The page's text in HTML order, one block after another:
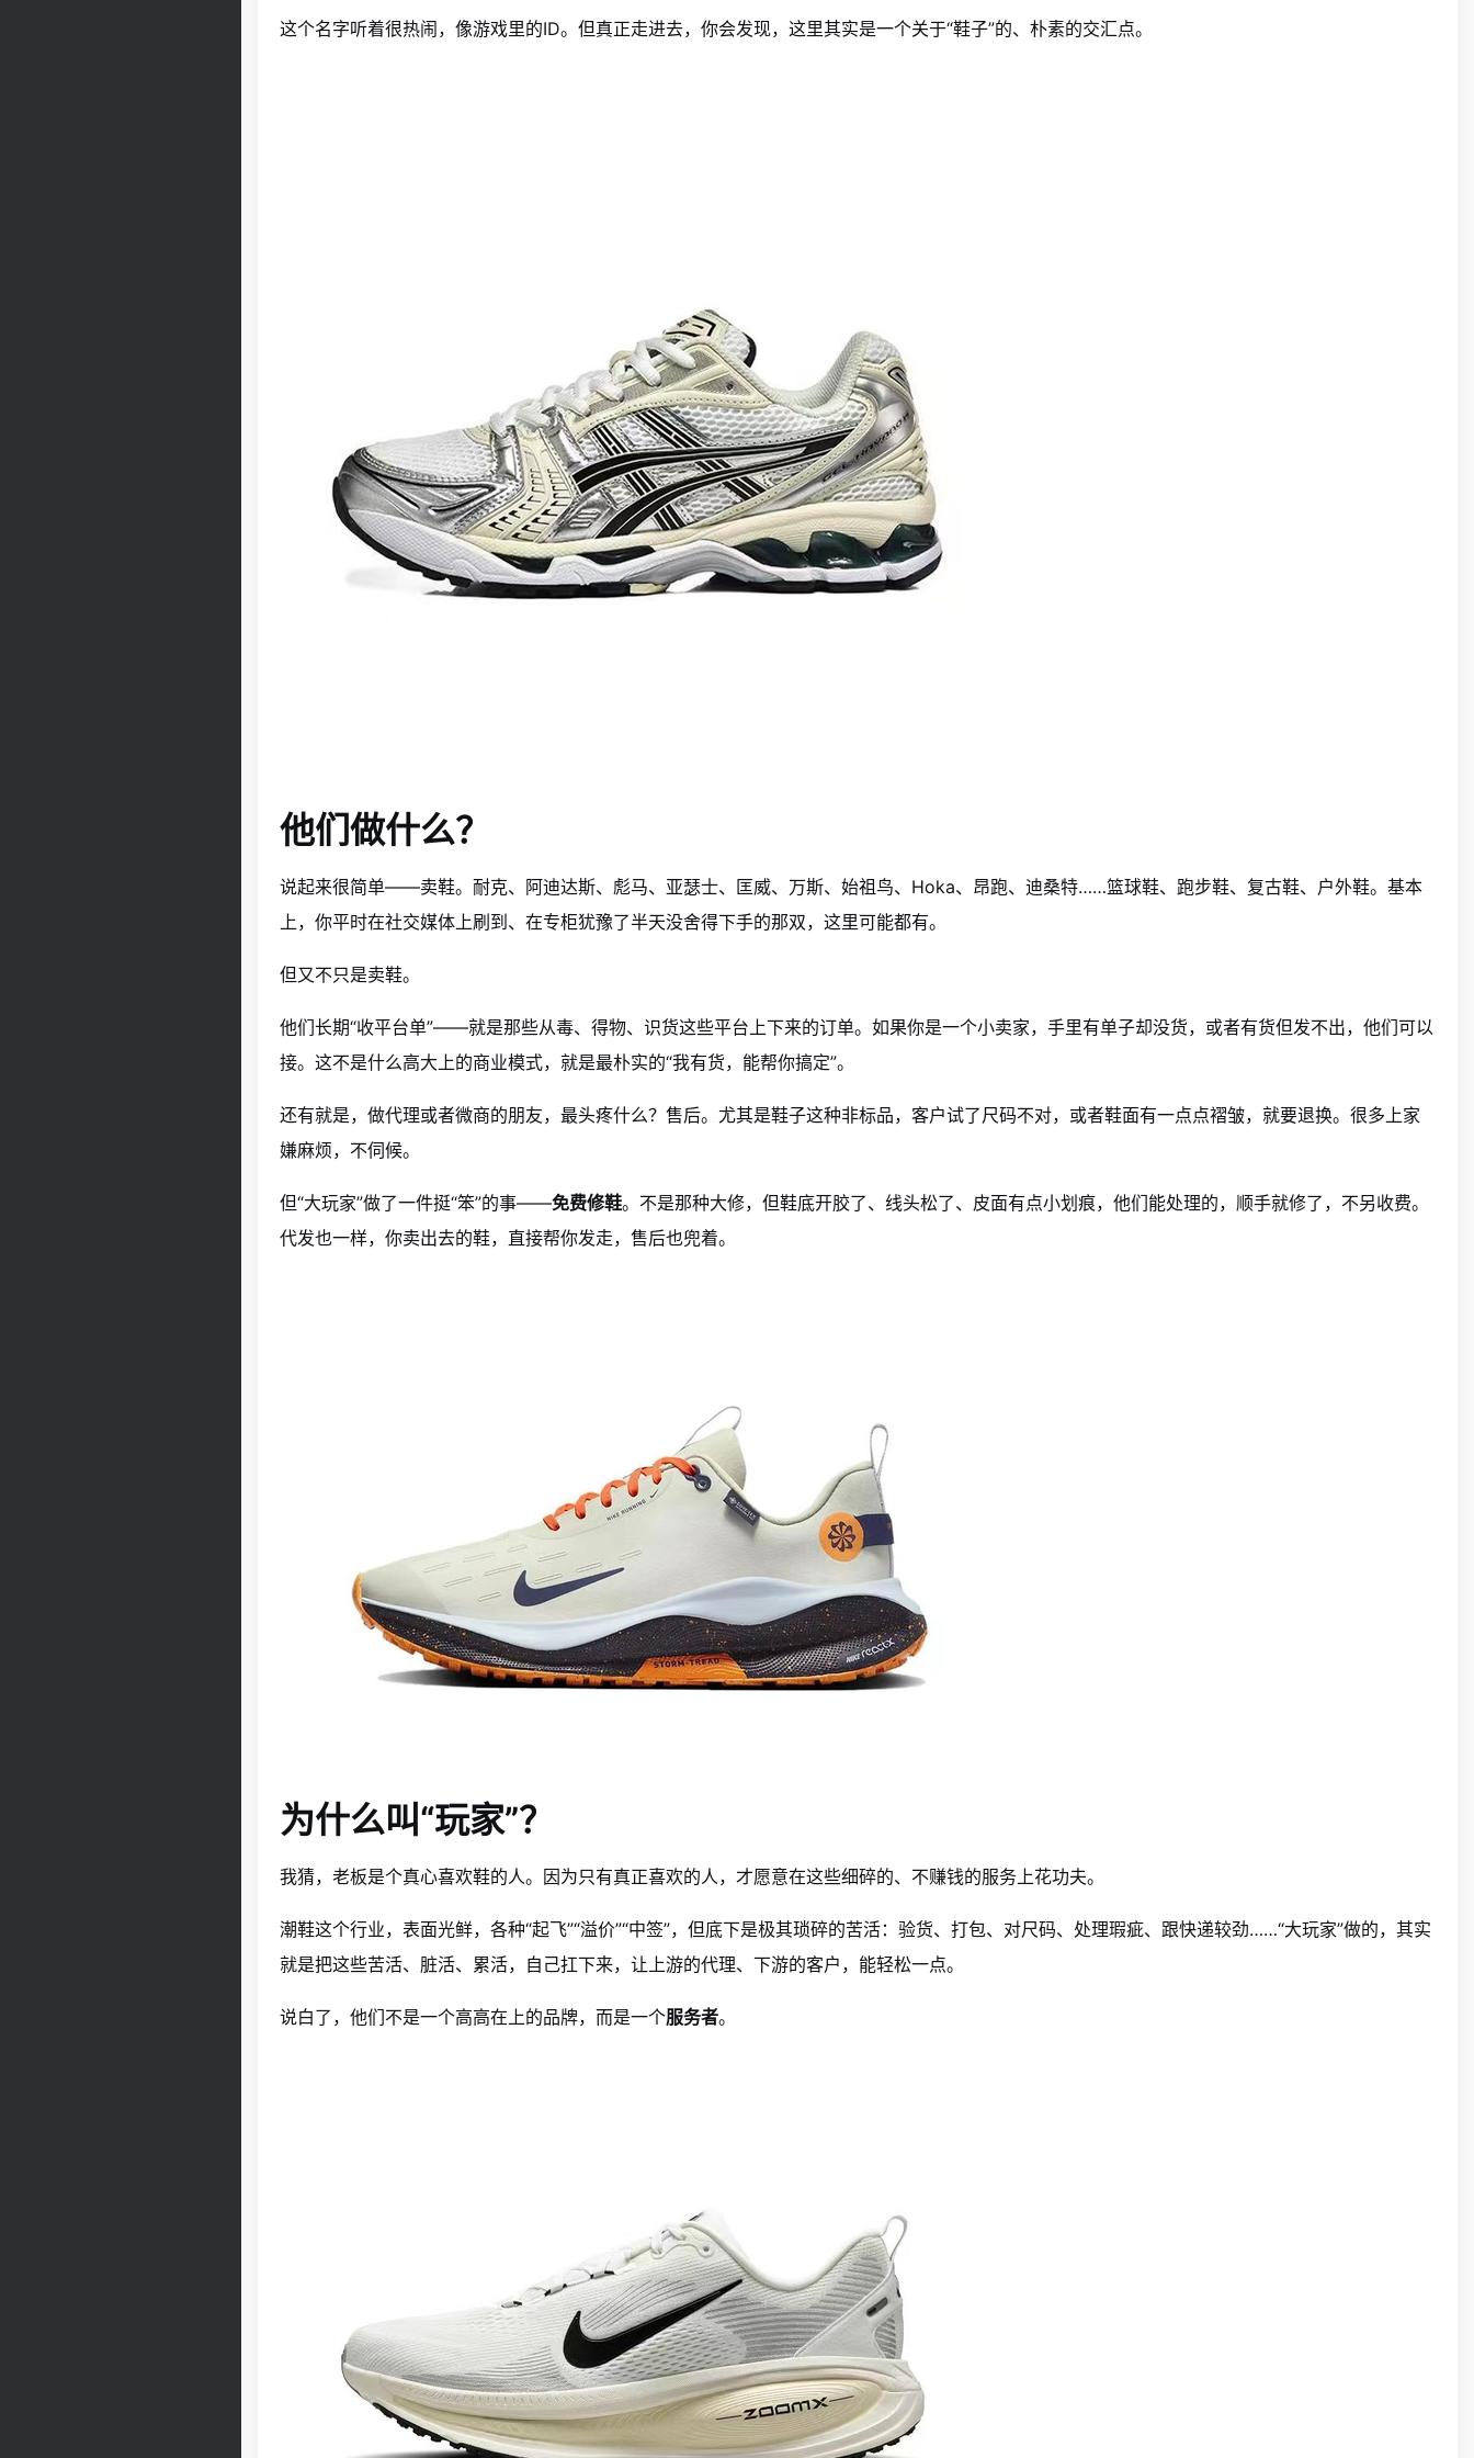
这个名字听着很热闹，像游戏里的ID。但真正走进去，你会发现，这里其实是一个关于“鞋子”的、朴素的交汇点。
他们做什么？
说起来很简单——卖鞋。耐克、阿迪达斯、彪马、亚瑟士、匡威、万斯、始祖鸟、Hoka、昂跑、迪桑特……篮球鞋、跑步鞋、复古鞋、户外鞋。基本
上，你平时在社交媒体上刷到、在专柜犹豫了半天没舍得下手的那双，这里可能都有。
但又不只是卖鞋。
他们长期“收平台单”——就是那些从毒、得物、识货这些平台上下来的订单。如果你是一个小卖家，手里有单子却没货，或者有货但发不出，他们可以
接。这不是什么高大上的商业模式，就是最朴实的“我有货，能帮你搞定”。
还有就是，做代理或者微商的朋友，最头疼什么？售后。尤其是鞋子这种非标品，客户试了尺码不对，或者鞋面有一点点褶皱，就要退换。很多上家
嫌麻烦，不伺候。
但“大玩家”做了一件挺“笨”的事——免费修鞋。不是那种大修，但鞋底开胶了、线头松了、皮面有点小划痕，他们能处理的，顺手就修了，不另收费。
代发也一样，你卖出去的鞋，直接帮你发走，售后也兜着。
为什么叫“玩家”？
我猜，老板是个真心喜欢鞋的人。因为只有真正喜欢的人，才愿意在这些细碎的、不赚钱的服务上花功夫。
潮鞋这个行业，表面光鲜，各种“起飞”“溢价”“中签”，但底下是极其琐碎的苦活：验货、打包、对尺码、处理瑕疵、跟快递较劲……“大玩家”做的，其实
就是把这些苦活、脏活、累活，自己扛下来，让上游的代理、下游的客户，能轻松一点。
说白了，他们不是一个高高在上的品牌，而是一个服务者。